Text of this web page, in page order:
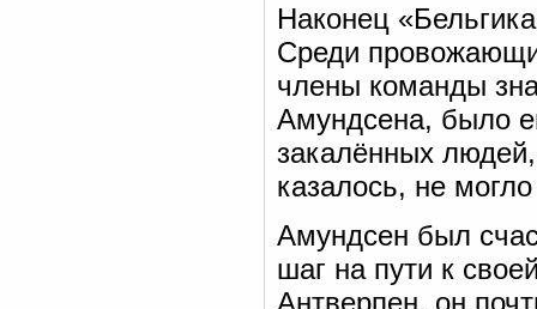
Наконец
Среди
члены команды
Амундсена, было
закалённых
казалось, не могло
Амундсен был
шаг на пути к
Антверпен, он